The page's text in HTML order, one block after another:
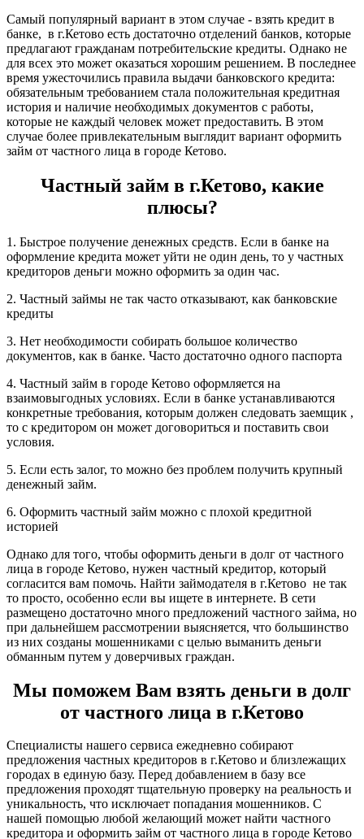
Самый популярный вариант в этом случае - взять кредит в
банке, в г.Кетово есть достаточно отделений банков, которые
предлагают гражданам потребительские кредиты. Однако не
для всех это может оказаться хорошим решением. В последнее
время ужесточились правила выдачи банковского кредита:
обязательным требованием стала положительная кредитная
история и наличие необходимых документов с работы,
которые не каждый человек может предоставить. В этом
случае более привлекательным выглядит вариант оформить
займ от частного лица в городе Кетово.
Частный займ в г.Кетово, какие
плюсы?
1. Быстрое получение денежных средств. Если в банке на
оформление кредита может уйти не один день, то у частных
кредиторов деньги можно оформить за один час.
2. Частный займы не так часто отказывают, как банковские
кредиты
3. Нет необходимости собирать большое количество
документов, как в банке. Часто достаточно одного паспорта
4. Частный займ в городе Кетово оформляется на
взаимовыгодных условиях. Если в банке устанавливаются
конкретные требования, которым должен следовать заемщик ,
то с кредитором он может договориться и поставить свои
условия.
5. Если есть залог, то можно без проблем получить крупный
денежный займ.
6. Оформить частный займ можно с плохой кредитной
историей
Однако для того, чтобы оформить деньги в долг от частного
лица в городе Кетово, нужен частный кредитор, который
согласится вам помочь. Найти займодателя в г.Кетово не так
то просто, особенно если вы ищете в интернете. В сети
размещено достаточно много предложений частного займа, но
при дальнейшем рассмотрении выясняется, что большинство
из них созданы мошенниками с целью выманить деньги
обманным путем у доверчивых граждан.
Мы поможем Вам взять деньги в долг
от частного лица в г.Кетово
Специалисты нашего сервиса ежедневно собирают
предложения частных кредиторов в г.Кетово и близлежащих
городах в единую базу. Перед добавлением в базу все
предложения проходят тщательную проверку на реальность и
уникальность, что исключает попадания мошенников. С
нашей помощью любой желающий может найти частного
кредитора и оформить займ от частного лица в городе Кетово